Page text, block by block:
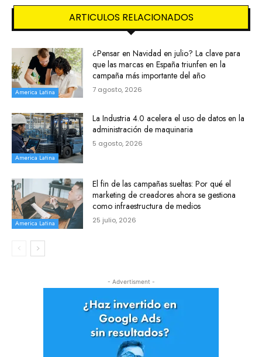
ARTICULOS RELACIONADOS
America Latina
¿Pensar en Navidad en julio? La clave para
que las marcas en España triunfen en la
campaña más importante del año
7 agosto, 2026
America Latina
La Industria 4.0 acelera el uso de datos en la
administración de maquinaria
5 agosto, 2026
America Latina
El fin de las campañas sueltas: Por qué el
marketing de creadores ahora se gestiona
como infraestructura de medios
25 julio, 2026
- Advertisment -